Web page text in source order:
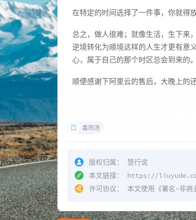
在特定的时间选择了一件事，你就得
总之，做人很难；就像生活，生下来
逆境转化为顺境这样的人生才更有意
心，属于自己的那个时区总会到来的。
顺便感谢下阿里云的售后，大晚上的
毒鸡汤
版权归属：
慧行说
本文链接：
https://
许可协议：
本文使用《署名-非